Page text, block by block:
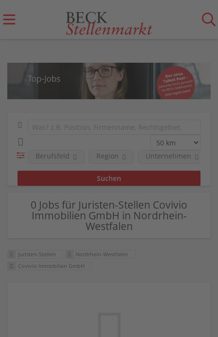
Berufsfeld Region Unternehmen
0 Jobs für Juristen-Stellen Covivio
Immobilien GmbH in Nordrhein-
Westfalen
Juristen-Stellen
Nordrhein-Westfalen
Covivio Immobilien GmbH